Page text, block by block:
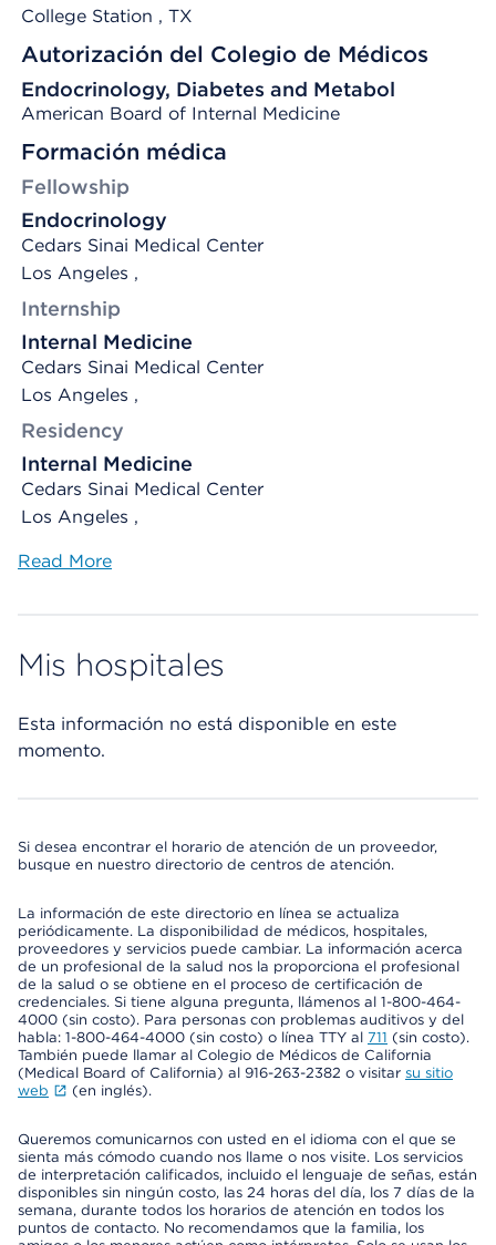
College Station , TX
Autorización del Colegio de Médicos
Endocrinology, Diabetes and Metabol
American Board of Internal Medicine
Formación médica
Fellowship
Endocrinology
Cedars Sinai Medical Center
Los Angeles ,
Internship
Internal Medicine
Cedars Sinai Medical Center
Los Angeles ,
Residency
Internal Medicine
Cedars Sinai Medical Center
Los Angeles ,
Read More
Mis hospitales
Esta información no está disponible en este
momento.
Si desea encontrar el horario de atención de un proveedor,
busque en nuestro directorio de centros de atención.
La información de este directorio en línea se actualiza
periódicamente. La disponibilidad de médicos, hospitales,
proveedores y servicios puede cambiar. La información acerca
de un profesional de la salud nos la proporciona el profesional
de la salud o se obtiene en el proceso de certificación de
credenciales. Si tiene alguna pregunta, llámenos al 1-800-464-
4000 (sin costo). Para personas con problemas auditivos y del
habla: 1-800-464-4000 (sin costo) o línea TTY al 711 (sin costo).
También puede llamar al Colegio de Médicos de California
(Medical Board of California) al 916-263-2382 o visitar su sitio
web
(en inglés).
Queremos comunicarnos con usted en el idioma con el que se
sienta más cómodo cuando nos llame o nos visite. Los servicios
de interpretación calificados, incluido el lenguaje de señas, están
disponibles sin ningún costo, las 24 horas del día, los 7 días de la
semana, durante todos los horarios de atención en todos los
puntos de contacto. No recomendamos que la familia, los